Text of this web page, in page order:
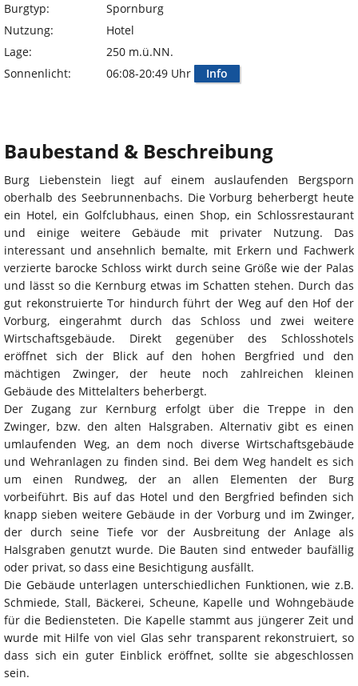
Burgtyp:
Spornburg
Nutzung:
Hotel
Lage:
250 m.ü.NN.
Sonnenlicht:
06:08-20:49 Uhr Info
Baubestand & Beschreibung
Burg Liebenstein liegt auf einem auslaufenden Bergsporn
oberhalb des Seebrunnenbachs. Die Vorburg beherbergt heute
ein Hotel, ein Golfclubhaus, einen Shop, ein Schlossrestaurant
und einige weitere Gebäude mit privater Nutzung. Das
interessant und ansehnlich bemalte, mit Erkern und Fachwerk
verzierte barocke Schloss wirkt durch seine Größe wie der Palas
und lässt so die Kernburg etwas im Schatten stehen. Durch das
gut rekonstruierte Tor hindurch führt der Weg auf den Hof der
Vorburg, eingerahmt durch das Schloss und zwei weitere
Wirtschaftsgebäude. Direkt gegenüber des Schlosshotels
eröffnet sich der Blick auf den hohen Bergfried und den
mächtigen Zwinger, der heute noch zahlreichen kleinen
Gebäude des Mittelalters beherbergt.
Der Zugang zur Kernburg erfolgt über die Treppe in den
Zwinger, bzw. den alten Halsgraben. Alternativ gibt es einen
umlaufenden Weg, an dem noch diverse Wirtschaftsgebäude
und Wehranlagen zu finden sind. Bei dem Weg handelt es sich
um einen Rundweg, der an allen Elementen der Burg
vorbeiführt. Bis auf das Hotel und den Bergfried befinden sich
knapp sieben weitere Gebäude in der Vorburg und im Zwinger,
der durch seine Tiefe vor der Ausbreitung der Anlage als
Halsgraben genutzt wurde. Die Bauten sind entweder baufällig
oder privat, so dass eine Besichtigung ausfällt.
Die Gebäude unterlagen unterschiedlichen Funktionen, wie z.B.
Schmiede, Stall, Bäckerei, Scheune, Kapelle und Wohngebäude
für die Bediensteten. Die Kapelle stammt aus jüngerer Zeit und
wurde mit Hilfe von viel Glas sehr transparent rekonstruiert, so
dass sich ein guter Einblick eröffnet, sollte sie abgeschlossen
sein.